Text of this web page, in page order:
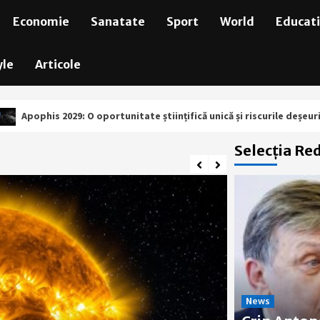
Economie Sanatate Sport World
Articole
O oportunitate științifică unică și riscurile deșeurilor spațiale
Selecția
News